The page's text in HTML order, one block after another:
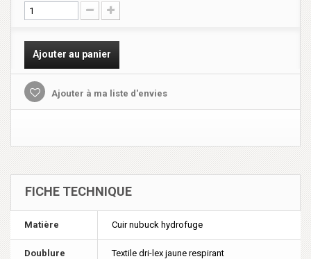
Ajouter au panier
Ajouter à ma liste d'envies
FICHE TECHNIQUE
Matière Cuir nubuck hydrofuge
Doublure Textile dri-lex jaune respirant